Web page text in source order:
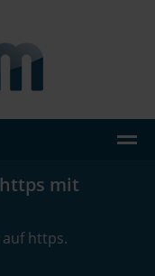
mit
https.